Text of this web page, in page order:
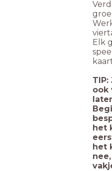
Elk
ook
het
het